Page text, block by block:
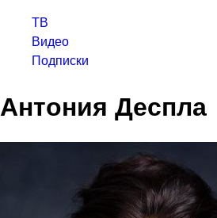
ТВ
Видео
Подписки
Антония Деспла